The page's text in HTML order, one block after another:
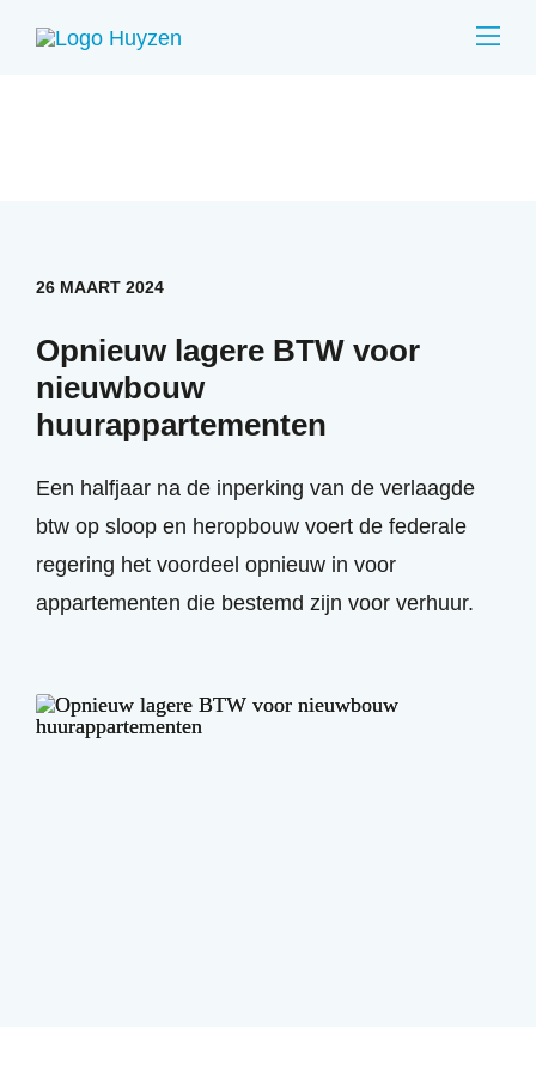
26 MAART 2024
Opnieuw lagere BTW voor
nieuwbouw
huurappartementen
Een halfjaar na de inperking van de verlaagde
btw op sloop en heropbouw voert de federale
regering het voordeel opnieuw in voor
appartementen die bestemd zijn voor verhuur.